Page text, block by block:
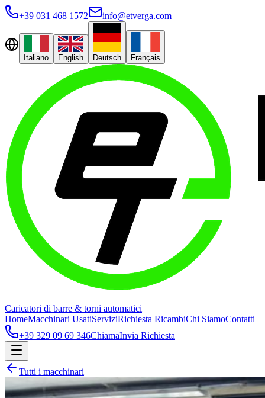
+39 031 468 1572 info@etverga.com
Italiano English Deutsch Français
Caricatori di barre & torni automatici
HomeMacchinari UsatiServiziRichiesta RicambiChi SiamoContatti
+39 329 09 69 346ChiamaInvia Richiesta
Tutti i macchinari